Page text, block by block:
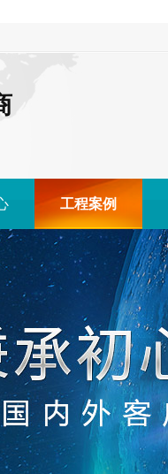
工程案例